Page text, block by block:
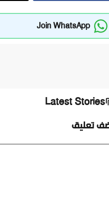
Join WhatsApp
Latest Stories
تعليق